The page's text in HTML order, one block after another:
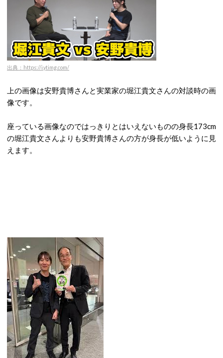
出典：https://i.ytimg.com/
上の画像は安野貴博さんと実業家の堀江貴文さんの対談時の画
像です。
座っている画像なのではっきりとはいえないものの身長173cm
の堀江貴文さんよりも安野貴博さんの方が身長が低いように見
えます。